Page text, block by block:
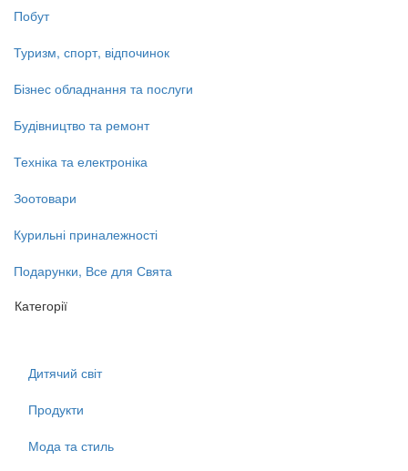
Побут
Туризм, спорт, відпочинок
Бізнес обладнання та послуги
Будівництво та ремонт
Техніка та електроніка
Зоотовари
Курильні приналежності
Подарунки, Все для Свята
Категорії
Дитячий світ
Продукти
Мода та стиль